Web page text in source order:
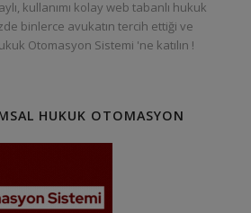
kullanımı kolay web tabanlı hukuk
binlerce avukatın tercih ettiği ve
Otomasyon Sistemi 'ne katılın !
HUKUK OTOMASYON